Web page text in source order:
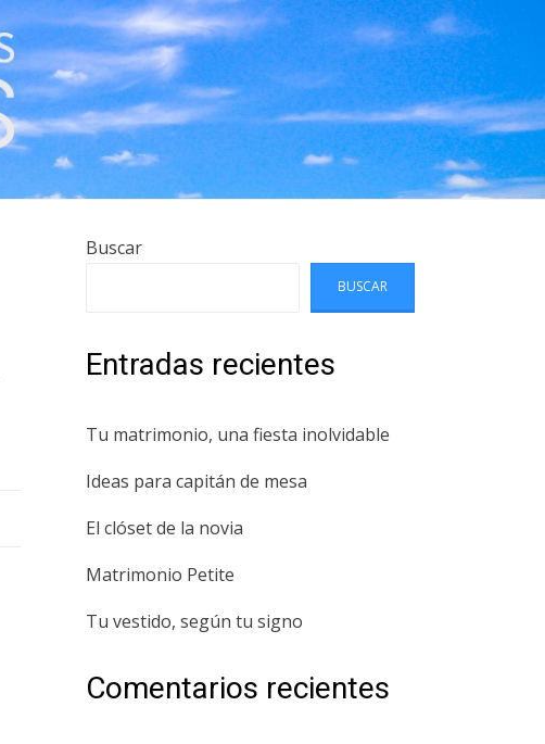
Buscar
BUSCAR
Entradas recientes
Tu matrimonio, una fiesta inolvidable
Ideas para capitán de mesa
El clóset de la novia
Matrimonio Petite
Tu vestido, según tu signo
Comentarios recientes